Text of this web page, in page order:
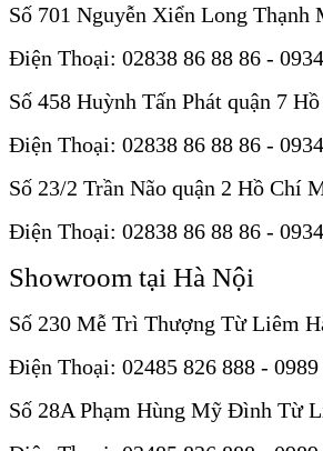
Số 701 Nguyễn Xiển Long Thạnh
Điện Thoại: 02838 86 88 86 -
Số 458 Huỳnh Tấn Phát quận 7
Điện Thoại: 02838 86 88 86 -
Số 23/2 Trần Não quận 2 Hồ Chí
Điện Thoại: 02838 86 88 86 -
Showroom tại Hà Nội
Số 230 Mễ Trì Thượng Từ Liêm
Điện Thoại: 02485 826 888 - 0989
Số 28A Phạm Hùng Mỹ Đình Từ